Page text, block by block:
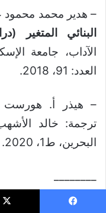
– هدير محمد محمود
البنائي المتغير
العدد: 91، 2018.
– هيذر أ. هورست
ترجمة: خالد
البحرين، ط1، 2020.
*د. حسام الدين